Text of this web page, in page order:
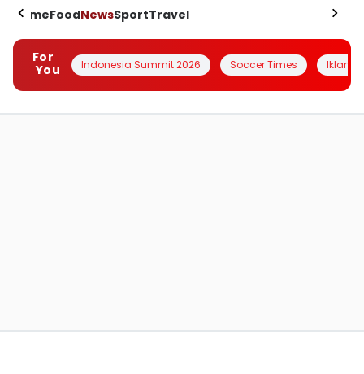
HomeFoodNewsSportTravel
For
You
Indonesia Summit 2026 Soccer Times Iklanin